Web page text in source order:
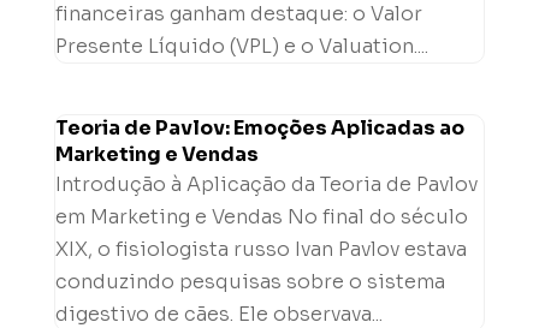
financeiras ganham destaque: o Valor
Presente Líquido (VPL) e o Valuation....
Teoria de Pavlov: Emoções Aplicadas ao
Marketing e Vendas
Introdução à Aplicação da Teoria de Pavlov
em Marketing e Vendas No final do século
XIX, o fisiologista russo Ivan Pavlov estava
conduzindo pesquisas sobre o sistema
digestivo de cães. Ele observava...